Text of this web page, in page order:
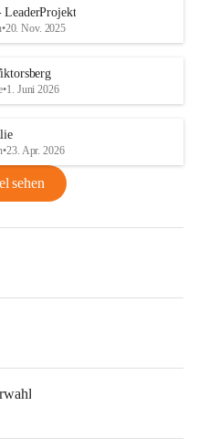
•20. Nov. 2025
•1. Juni 2026
•23. Apr. 2026
sehen